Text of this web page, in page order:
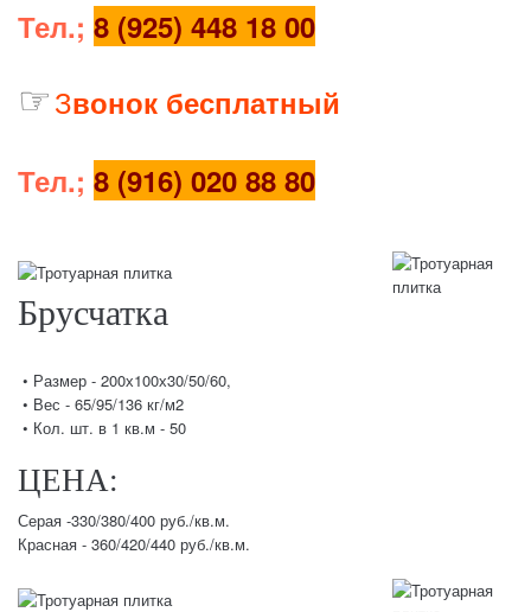
Тел.; 8 (925) 448 18 00
☞Звонок бесплатный
Тел.; 8 (916) 020 88 80
Брусчатка
• Размер - 200х100х30/50/60,
• Вес - 65/95/136 кг/м2
• Кол. шт. в 1 кв.м - 50
ЦЕНА:
Серая -330/380/400 руб./кв.м.
Красная - 360/420/440 руб./кв.м.